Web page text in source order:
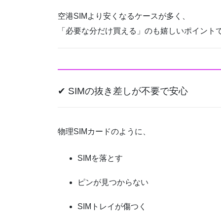
空港SIMより安くなるケースが多く、
「必要な分だけ買える」のも嬉しいポイント
✔ SIMの抜き差しが不要で安心
物理SIMカードのように、
SIMを落とす
ピンが見つからない
SIMトレイが傷つく